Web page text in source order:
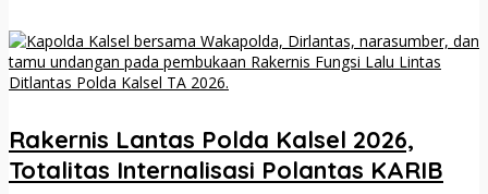
Rakernis Lantas Polda Kalsel 2026,
Totalitas Internalisasi Polantas KARIB